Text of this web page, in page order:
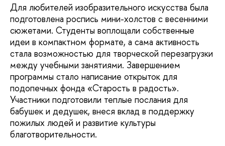
Для любителей изобразительного искусства была
подготовлена роспись мини-холстов с весенними
сюжетами. Студенты воплощали собственные
идеи в компактном формате, а сама активность
стала возможностью для творческой перезагрузки
между учебными занятиями. Завершением
программы стало написание открыток для
подопечных фонда «Старость в радость».
Участники подготовили теплые послания для
бабушек и дедушек, внеся вклад в поддержку
пожилых людей и развитие культуры
благотворительности.